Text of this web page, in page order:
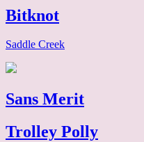
Bitknot
Saddle Creek
Sans Merit
Trolley Polly